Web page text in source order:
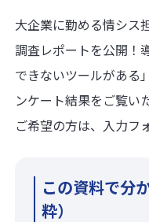
大企業に勤める情シス
調査レポートを公開！
できないツールがある
ンケート結果をご覧い
ご希望の方は、入力フ
この資料で分
粋）